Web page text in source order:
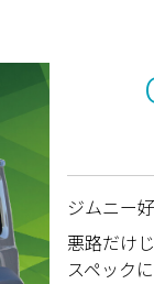
ジムニー
悪路だけ
スペック